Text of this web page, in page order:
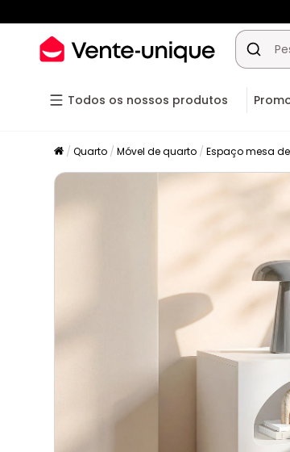
Todos os nossos produtos
Quarto Móvel de quarto Espaço mesa